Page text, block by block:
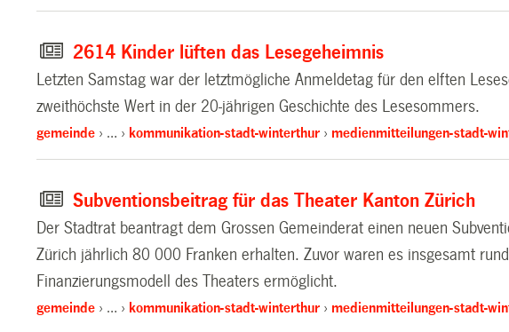
2614 Kinder lüften das Lesegeheimnis
Letzten Samstag war der letztmögliche Anmeldetag für den elften
zweithöchste Wert in der 20-jährigen Geschichte des Lesesommers.
gemeinde … kommunikation-stadt-winterthur medienmitteilungen-stadt-
Subventionsbeitrag für das Theater Kanton Zürich
Der Stadtrat beantragt dem Grossen Gemeinderat einen neuen
Zürich jährlich 80 000 Franken erhalten. Zuvor waren es insgesamt
Finanzierungsmodell des Theaters ermöglicht.
gemeinde … kommunikation-stadt-winterthur medienmitteilungen-stadt-